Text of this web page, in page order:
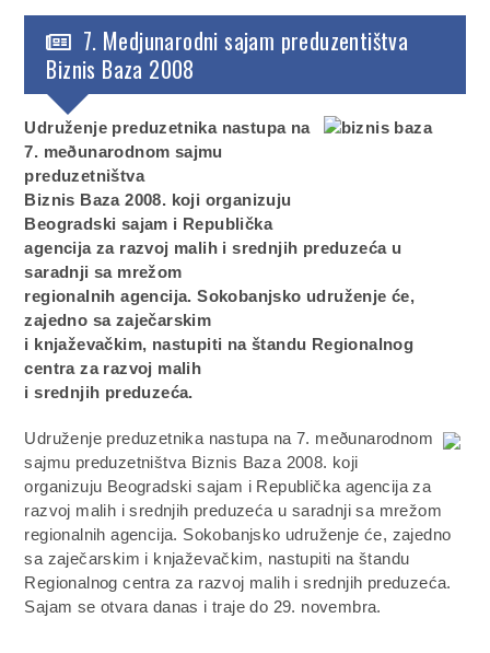
7. Medjunarodni sajam preduzentištva
Biznis Baza 2008
Udruženje preduzetnika nastupa na
7. meðunarodnom sajmu
preduzetništva
Biznis Baza 2008. koji organizuju
Beogradski sajam i Republička
agencija za razvoj malih i srednjih preduzeća u
saradnji sa mrežom
regionalnih agencija. Sokobanjsko udruženje će,
zajedno sa zaječarskim
i knjaževačkim, nastupiti na štandu Regionalnog
centra za razvoj malih
i srednjih preduzeća.
Udruženje preduzetnika nastupa na 7. meðunarodnom
sajmu preduzetništva Biznis Baza 2008. koji
organizuju Beogradski sajam i Republička agencija za
razvoj malih i srednjih preduzeća u saradnji sa mrežom
regionalnih agencija. Sokobanjsko udruženje će, zajedno
sa zaječarskim i knjaževačkim, nastupiti na štandu
Regionalnog centra za razvoj malih i srednjih preduzeća.
Sajam se otvara danas i traje do 29. novembra.